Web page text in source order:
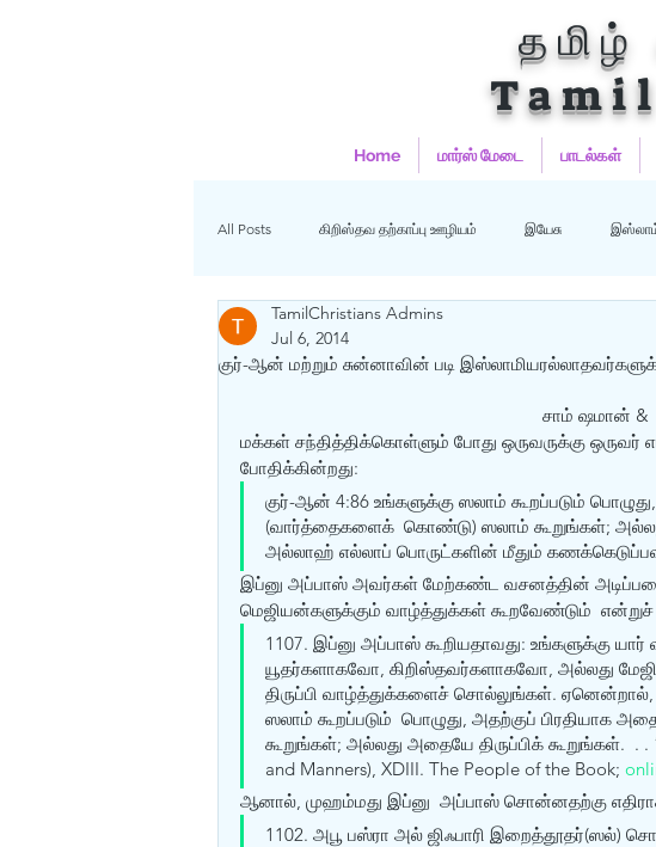
தமிழ்
Home மார்ஸ் மேடை பாடல்கள்
All Posts கிறிஸ்தவ தற்காப்பு ஊழியம் இயேசு
ஹதீஸ்கள் Uncategorized
குர்-ஆன் மற்றும் சுன்னாவின் படி
TamilChristians Admins
Jul 6, 2014
சாம் ஷமான்
மக்கள் சந்தித்திக்கொள்ளும் போது ஒருவருக்கு ஒருவர்
போதிக்கின்றது:
குர்-ஆன் 4:86 உங்களுக்கு ஸலாம் கூறப்படும்
(வார்த்தைகளைக்  கொண்டு) ஸலாம் கூறுங்கள்;
அல்லாஹ் எல்லாப் பொருட்களின் மீதும்
இப்னு அப்பாஸ் அவர்கள் மேற்கண்ட வசனத்தின்
மெஜியன்களுக்கும் வாழ்த்துக்கள் கூறவேண்டும்
1107. இப்னு அப்பாஸ் கூறியதாவது: உங்களுக்கு
யூதர்களாகவோ, கிறிஸ்தவர்களாகவோ, அல்லது
திருப்பி வாழ்த்துக்களைச் சொல்லுங்கள். ஏனென்றால்,
ஸலாம் கூறப்படும்  பொழுது, அதற்குப்
கூறுங்கள்; அல்லது அதையே திருப்பிக் கூறுங்கள்.  . .
and Manners), XDIII. The People of the Book;
ஆனால், முஹம்மது இப்னு  அப்பாஸ் சொன்னதற்கு
1102. அபூ பஸ்ரா அல் ஜிஃபாரி இறைத்தூதர்(ஸல்)